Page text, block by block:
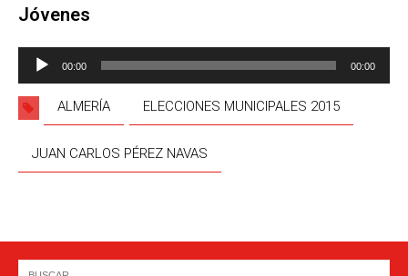
Jóvenes
Reproductor
audio
00:00 00:00
ALMERÍA ELECCIONES MUNICIPALES 2015
JUAN CARLOS PÉREZ NAVAS